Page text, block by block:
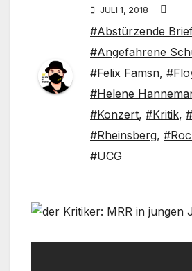
JULI 1, 2018
#Abstürzende
#Angefahrene
#Felix Famsn,
#Helene
#Konzert, #Kritik,
#Rheinsberg,
#UCG